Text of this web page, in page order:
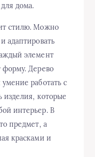
дома.
стилю. Можно
адаптировать
элемент
форму. Дерево
работать с
изделия, которые
интерьер. В
предмет, а
красками и